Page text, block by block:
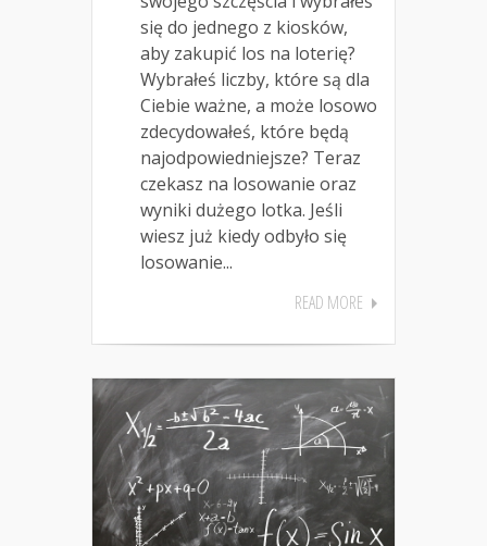
się do jednego z kiosków,
aby zakupić los na loterię?
Wybrałeś liczby, które są dla
Ciebie ważne, a może losowo
zdecydowałeś, które będą
najodpowiedniejsze? Teraz
czekasz na losowanie oraz
wyniki dużego lotka. Jeśli
wiesz już kiedy odbyło się
losowanie...
READ MORE